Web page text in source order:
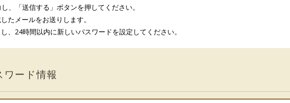
、「送信する」ボタンを押してください。
たメールをお送りします。
、24時間以内に新しいパスワードを設定してください。
ワード情報